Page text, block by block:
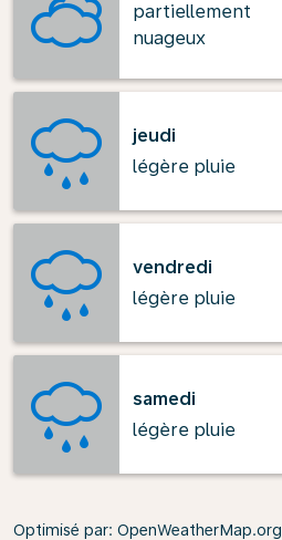
partiellement
nuageux
jeudi
légère pluie
vendredi
légère pluie
samedi
légère pluie
Optimisé par: OpenWeatherMap.org